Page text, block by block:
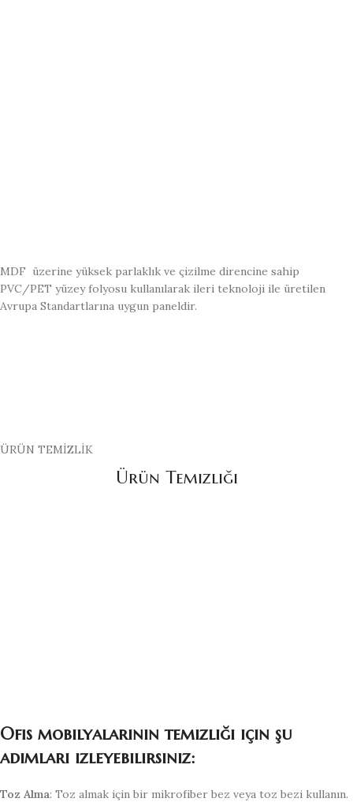
MDF üzerine yüksek parlaklık ve çizilme direncine sahip
PVC/PET yüzey folyosu kullanılarak ileri teknoloji ile üretilen
Avrupa Standartlarına uygun paneldir.
ÜRÜN TEMİZLİK
Ürün Temizliği
Ofis mobilyalarının temizliği için şu
adımları izleyebilirsiniz:
Toz Alma: Toz almak için bir mikrofiber bez veya toz bezi kullanın.